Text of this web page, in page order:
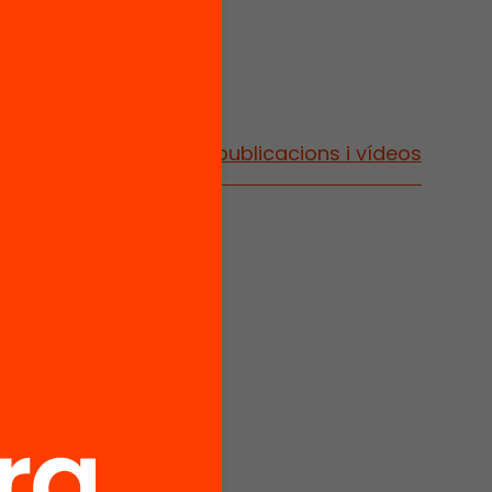
Vés a publicacions i vídeos